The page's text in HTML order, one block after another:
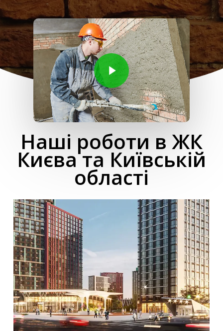
Play Video
Play Video
Наші роботи в ЖК
Києва та Київській
області